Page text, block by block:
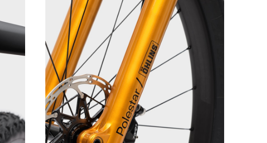
Vincents CF-
W Limited
edition